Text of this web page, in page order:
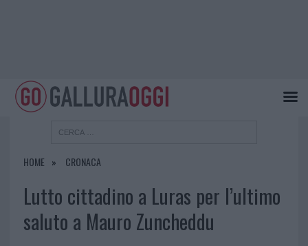
HOME CRONACA
Lutto cittadino a Luras per l’ultimo
saluto a Mauro Zuncheddu